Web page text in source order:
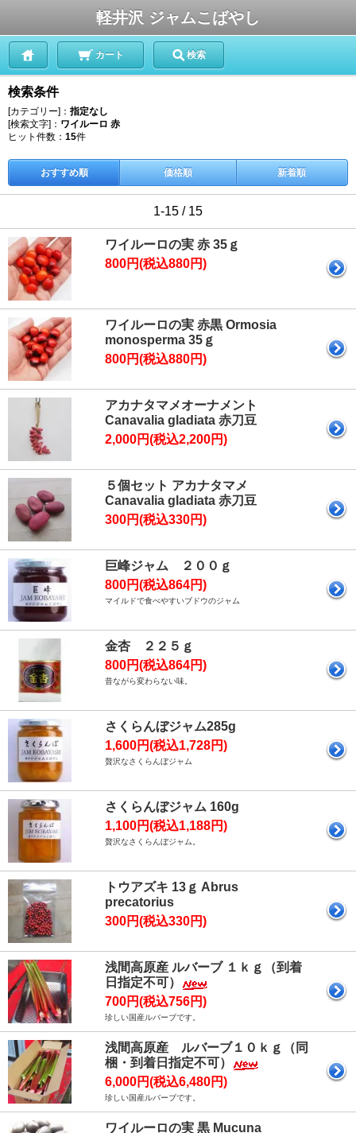
軽井沢 ジャムこばやし
カート 検索
検索条件
[カテゴリー]： 指定なし
[検索文字]： ワイルーロ 赤
ヒット件数： 15件
おすすめ順 価格順 新着順
1-15 / 15
ワイルーロの実 赤 35ｇ
800円(税込880円)
ワイルーロの実 赤黒 Ormosia
monosperma 35ｇ
800円(税込880円)
アカナタマメオーナメント
Canavalia gladiata 赤刀豆
2,000円(税込2,200円)
５個セット アカナタマメ
Canavalia gladiata 赤刀豆
300円(税込330円)
巨峰ジャム ２００ｇ
800円(税込864円)
マイルドで食べやすいブドウのジャム
金杏 ２２５ｇ
800円(税込864円)
昔ながら変わらない味。
さくらんぼジャム285g
1,600円(税込1,728円)
贅沢なさくらんぼジャム
さくらんぼジャム 160g
1,100円(税込1,188円)
贅沢なさくらんぼジャム。
トウアズキ 13ｇ Abrus
precatorius
300円(税込330円)
浅間高原産 ルバーブ １ｋｇ（到着
日指定不可）
700円(税込756円)
珍しい国産ルバーブです。
浅間高原産 ルバーブ１０ｋｇ（同
梱・到着日指定不可）
6,000円(税込6,480円)
珍しい国産ルバーブです。
ワイルーロの実 黒 Mucuna